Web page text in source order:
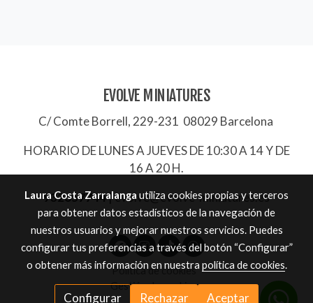
EVOLVE MINIATURES
C/ Comte Borrell, 229-231 08029 Barcelona
HORARIO DE LUNES A JUEVES DE 10:30 A 14 Y DE
16 A 20 H.
932657744|evolve@evolve-miniatures.es
Política de cookies
Gestión de cookies
Laura Costa Zarralanga utiliza cookies propias y terceros
para obtener datos estadísticos de la navegación de
nuestros usuarios y mejorar nuestros servicios. Puedes
configurar tus preferencias a través del botón “Configurar”
o obtener más información en nuestra política de cookies.
Configurar Rechazar Aceptar